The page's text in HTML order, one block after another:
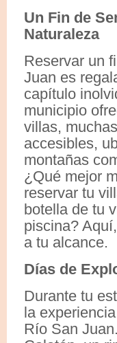
Un Fin de
Naturaleza
Reservar un
Juan es
capítulo
municipio
villas,
accesibles,
montañas
¿Qué mejor
reservar tu
botella de tu
piscina?
a tu alcance.
Días de
Durante tu
la
Río San